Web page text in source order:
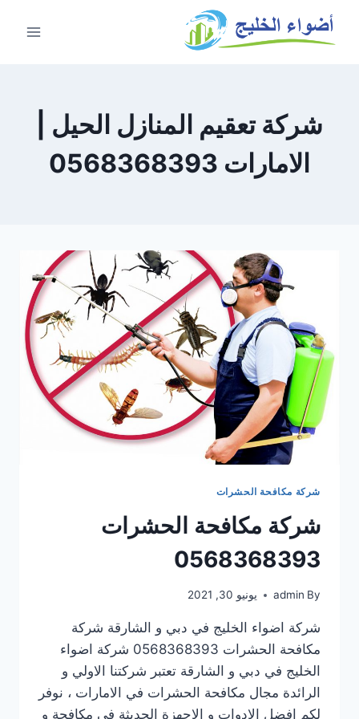
شركة تعقيم المنازل الحيل |
الامارات 0568368393
شركة مكافحة الحشرات
شركة مكافحة الحشرات
0568368393
By
admin يونيو 30, 2021
شركة اضواء الخليج في دبي و الشارقة شركة
مكافحة الحشرات 0568368393 شركة اضواء
الخليج في دبي و الشارقة تعتبر شركتنا الاولي و
الرائدة مجال مكافحة الحشرات في الامارات ، نوفر
لكم افضل الادوات و الاجهزة الحديثة في مكافحة و